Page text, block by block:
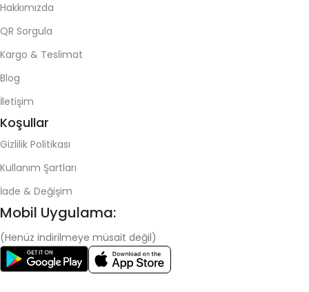
Hakkımızda
QR Sorgula
Kargo & Teslimat
Blog
İletişim
Koşullar
Gizlilik Politikası
Kullanım Şartları
İade & Değişim
Mobil Uygulama:
(Henüz indirilmeye müsait değil)